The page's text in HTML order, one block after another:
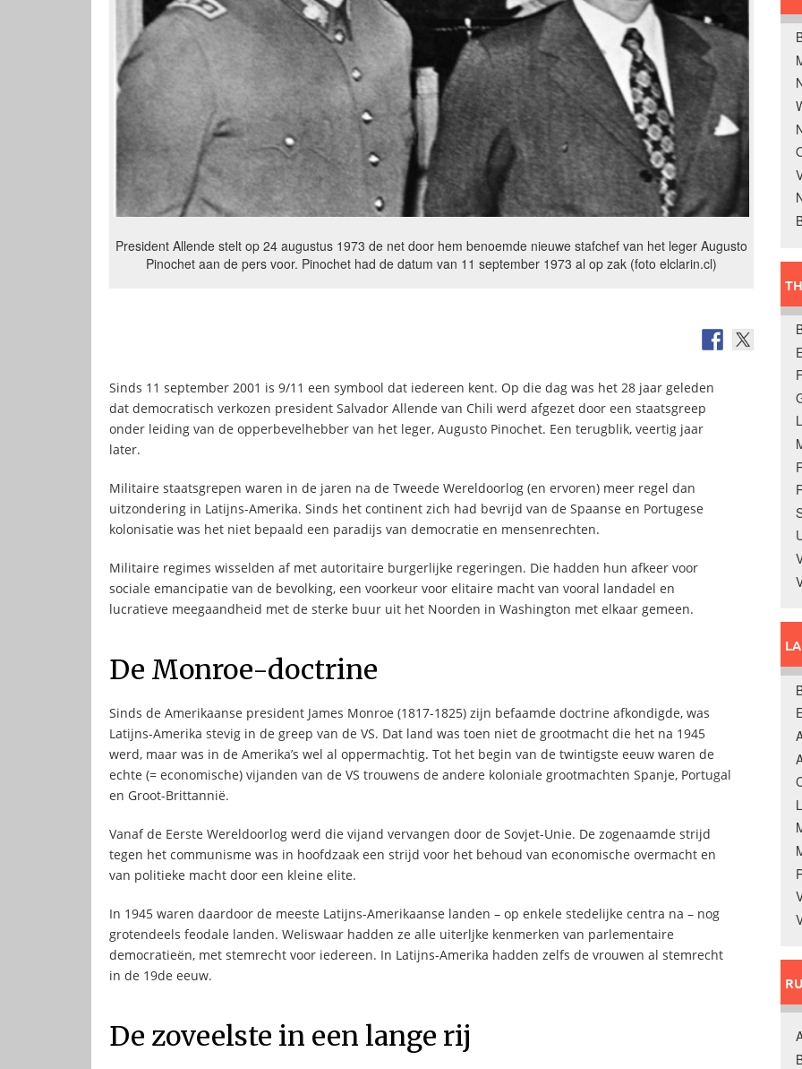
President Allende stelt op 24 augustus 1973 de net door hem benoemde nieuwe stafchef van het leger Augusto
Pinochet aan de pers voor. Pinochet had de datum van 11 september 1973 al op zak (foto elclarin.cl)
Sinds 11 september 2001 is 9/11 een symbool dat iedereen kent. Op die dag was het 28 jaar geleden
dat democratisch verkozen president Salvador Allende van Chili werd afgezet door een staatsgreep
onder leiding van de opperbevelhebber van het leger, Augusto Pinochet. Een terugblik, veertig jaar
later.
Militaire staatsgrepen waren in de jaren na de Tweede Wereldoorlog (en ervoren) meer regel dan
uitzondering in Latijns-Amerika. Sinds het continent zich had bevrijd van de Spaanse en Portugese
kolonisatie was het niet bepaald een paradijs van democratie en mensenrechten.
Militaire regimes wisselden af met autoritaire burgerlijke regeringen. Die hadden hun afkeer voor
sociale emancipatie van de bevolking, een voorkeur voor elitaire macht van vooral landadel en
lucratieve meegaandheid met de sterke buur uit het Noorden in Washington met elkaar gemeen.
De Monroe-doctrine
Sinds de Amerikaanse president James Monroe (1817-1825) zijn befaamde doctrine afkondigde, was
Latijns-Amerika stevig in de greep van de VS. Dat land was toen niet de grootmacht die het na 1945
werd, maar was in de Amerika’s wel al oppermachtig. Tot het begin van de twintigste eeuw waren de
echte (= economische) vijanden van de VS trouwens de andere koloniale grootmachten Spanje, Portugal
en Groot-Brittannië.
Vanaf de Eerste Wereldoorlog werd die vijand vervangen door de Sovjet-Unie. De zogenaamde strijd
tegen het communisme was in hoofdzaak een strijd voor het behoud van economische overmacht en
van politieke macht door een kleine elite.
In 1945 waren daardoor de meeste Latijns-Amerikaanse landen – op enkele stedelijke centra na – nog
grotendeels feodale landen. Weliswaar hadden ze alle uiterljke kenmerken van parlementaire
democratieën, met stemrecht voor iedereen. In Latijns-Amerika hadden zelfs de vrouwen al stemrecht
in de 19de eeuw.
De zoveelste in een lange rij